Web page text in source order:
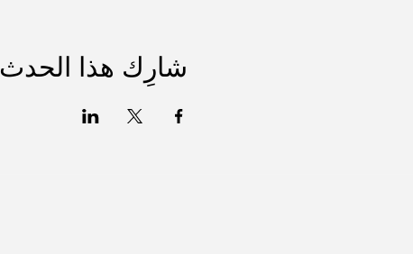
شارِك هذا الحدث